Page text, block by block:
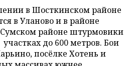
в Шосткинском районе
в Уланово и в районе
районе штурмовики
до 600 метров. Бои
посёлке Хотень и